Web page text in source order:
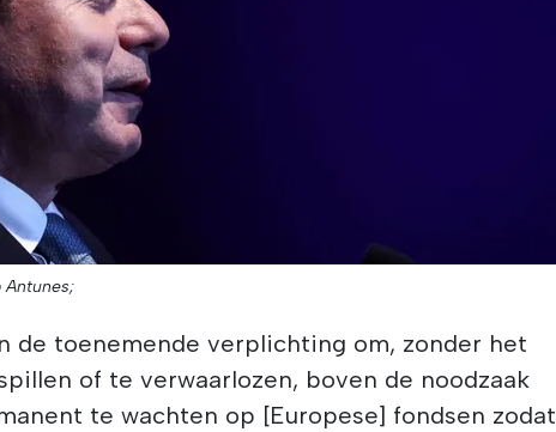
Antunes;
de toenemende verplichting om, zonder het
of te verwaarlozen, boven de noodzaak
te wachten op [Europese] fondsen zodat